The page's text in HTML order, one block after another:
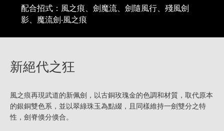
配合招式：風之痕、劍魔流、劍隨風行、殘風劍
影、魔流劍‧風之痕
新絕代之狂
風之痕再現武道的新佩劍，以古銅玫瑰金的色調和材質，取代原本
的銀銅雙色系，並以翠綠珠玉為點綴，且同樣維持一劍雙分之特
性，劍脊倏分倏合。